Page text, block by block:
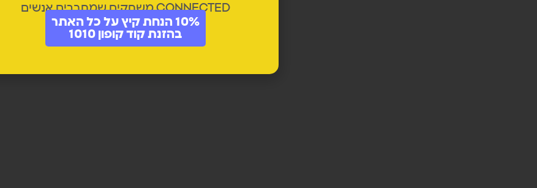
CONNECTED משחקים שמחברים אנשים
10% הנחת קיץ על כל האתר
בהזנת קוד קופון 1010